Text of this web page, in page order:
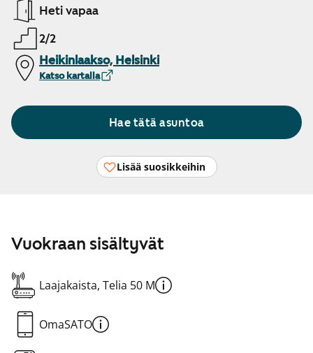
Heti vapaa
2/2
Heikinlaakso, Helsinki
Katso kartalla
Hae tätä asuntoa
Lisää suosikkeihin
Vuokraan sisältyvät
Laajakaista, Telia 50 M
OmaSATO